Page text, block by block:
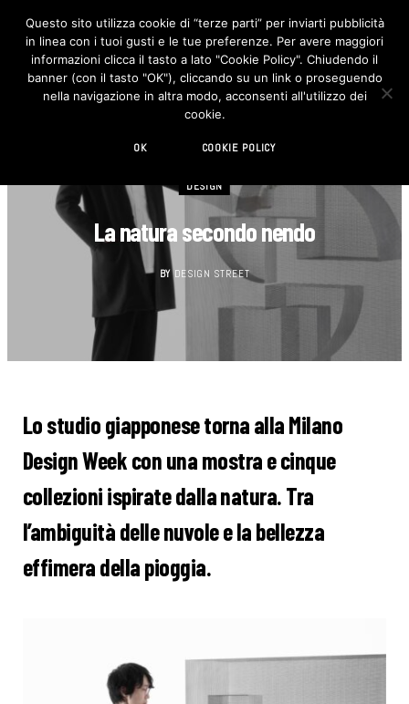
F
c
e
b
o
I
n
s
t
DESIGN
La natura secondo nendo
BY DESIGN STREET
Lo studio giapponese torna alla Milano
Design Week con una mostra e cinque
collezioni ispirate dalla natura. Tra
l’ambiguità delle nuvole e la bellezza
effimera della pioggia.
Questo sito utilizza cookie di “terze parti” per inviarti pubblicità
in linea con i tuoi gusti e le tue preferenze. Per avere maggiori
informazioni clicca il tasto a lato "Cookie Policy". Chiudendo il
banner (con il tasto "OK"), cliccando su un link o proseguendo
nella navigazione in altra modo, acconsenti all'utilizzo dei
cookie.
OK COOKIE POLICY